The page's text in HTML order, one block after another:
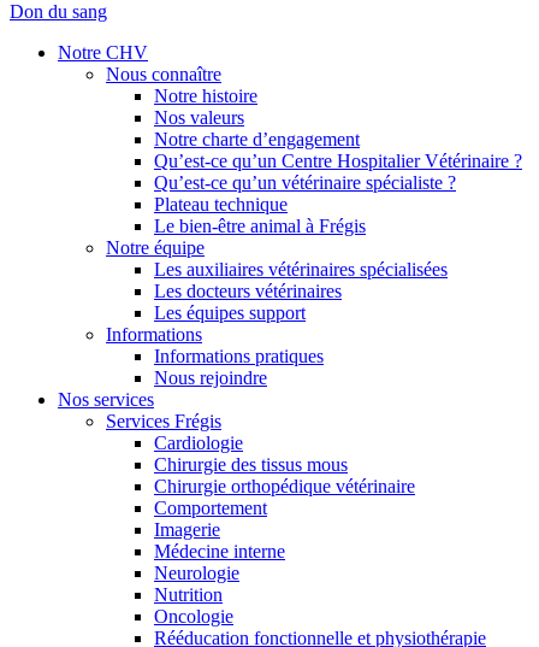
Don du sang
Notre CHV
Nous connaître
Notre histoire
Nos valeurs
Notre charte d’engagement
Qu’est-ce qu’un Centre Hospitalier Vétérinaire ?
Qu’est-ce qu’un vétérinaire spécialiste ?
Plateau technique
Le bien-être animal à Frégis
Notre équipe
Les auxiliaires vétérinaires spécialisées
Les docteurs vétérinaires
Les équipes support
Informations
Informations pratiques
Nous rejoindre
Nos services
Services Frégis
Cardiologie
Chirurgie des tissus mous
Chirurgie orthopédique vétérinaire
Comportement
Imagerie
Médecine interne
Neurologie
Nutrition
Oncologie
Rééducation fonctionnelle et physiothérapie